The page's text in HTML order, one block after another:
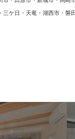
三ケ日・天竜・湖西市・磐